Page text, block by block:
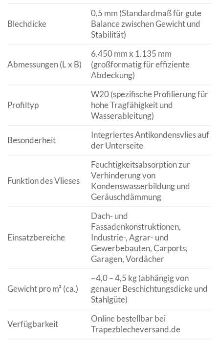
Blechdicke
0,5 mm (Standardmaß für gute
Balance zwischen Gewicht und
Stabilität)
Abmessungen (L x B)
6.450 mm x 1.135 mm
(großformatig für effiziente
Abdeckung)
Profiltyp
W20 (spezifische Profilierung für
hohe Tragfähigkeit und
Wasserableitung)
Besonderheit
Integriertes Antikondensvlies auf
der Unterseite
Funktion des Vlieses
Feuchtigkeitsabsorption zur
Verhinderung von
Kondenswasserbildung und
Geräuschdämmung
Einsatzbereiche
Dach- und
Fassadenkonstruktionen,
Industrie-, Agrar- und
Gewerbebauten, Carports,
Garagen, Vordächer
Gewicht pro m² (ca.)
~4,0 – 4,5 kg (abhängig von
genauer Beschichtungsdicke und
Stahlgüte)
Verfügbarkeit
Online bestellbar bei
Trapezblecheversand.de